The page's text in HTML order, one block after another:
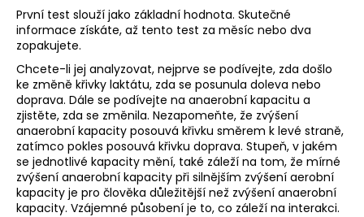
První test slouží jako základní hodnota. Skutečné
informace získáte, až tento test za měsíc nebo dva
zopakujete.
Chcete-li jej analyzovat, nejprve se podívejte, zda došlo
ke změně křivky laktátu, zda se posunula doleva nebo
doprava. Dále se podívejte na anaerobní kapacitu a
zjistěte, zda se změnila. Nezapomeňte, že zvýšení
anaerobní kapacity posouvá křivku směrem k levé straně,
zatímco pokles posouvá křivku doprava. Stupeň, v jakém
se jednotlivé kapacity mění, také záleží na tom, že mírné
zvýšení anaerobní kapacity při silnějším zvýšení aerobní
kapacity je pro člověka důležitější než zvýšení anaerobní
kapacity. Vzájemné působení je to, co záleží na interakci.